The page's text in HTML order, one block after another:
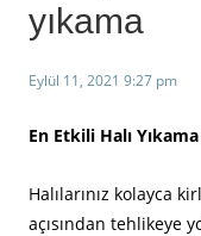
yıkama
Eylül 11, 2021 9:27 pm
En Etkili Halı
Halılarınız kolayca
açısından tehlikeye